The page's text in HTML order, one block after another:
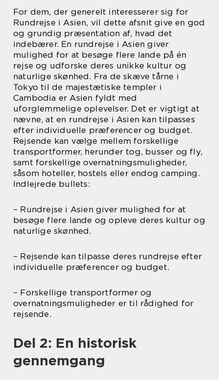
For dem, der generelt interesserer sig for
Rundrejse i Asien, vil dette afsnit give en god
og grundig præsentation af, hvad det
indebærer. En rundrejse i Asien giver
mulighed for at besøge flere lande på én
rejse og udforske deres unikke kultur og
naturlige skønhed. Fra de skæve tårne i
Tokyo til de majestætiske templer i
Cambodia er Asien fyldt med
uforglemmelige oplevelser. Det er vigtigt at
nævne, at en rundrejse i Asien kan tilpasses
efter individuelle præferencer og budget.
Rejsende kan vælge mellem forskellige
transportformer, herunder tog, busser og fly,
samt forskellige overnatningsmuligheder,
såsom hoteller, hostels eller endog camping.
Indlejrede bullets:
– Rundrejse i Asien giver mulighed for at
besøge flere lande og opleve deres kultur og
naturlige skønhed.
– Rejsende kan tilpasse deres rundrejse efter
individuelle præferencer og budget.
– Forskellige transportformer og
overnatningsmuligheder er til rådighed for
rejsende.
Del 2: En historisk
gennemgang